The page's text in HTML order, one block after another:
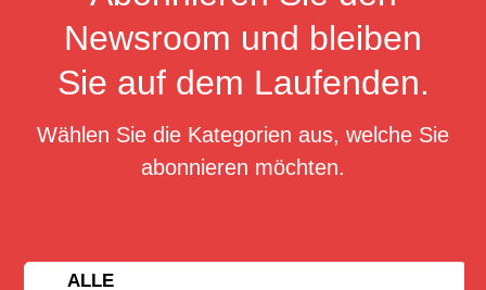
Newsroom und bleiben
Sie auf dem Laufenden.
Wählen Sie die Kategorien aus, welche Sie
abonnieren möchten.
ALLE